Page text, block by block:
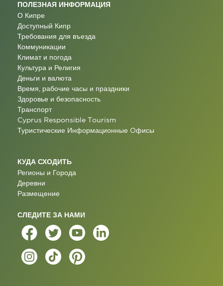
ПОЛЕЗНАЯ ИНФОРМАЦИЯ
О Кипре
Доступный Кипр
Требования для въезда
Коммуникации
Климат и погода
Культура и Религия
Деньги и валюта
Время, рабочие часы и праздники
Здоровье и безопасность
Транспорт
Cyprus Responsible Tourism
Туристические Информационные Oфисы
КУДА СХОДИТЬ
Регионы и Города
Деревни
Размещение
СЛЕДИТЕ ЗА НАМИ